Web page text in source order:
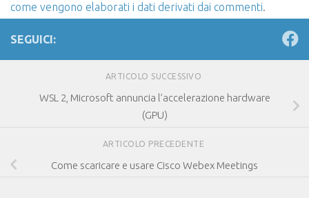
come vengono elaborati i dati derivati dai commenti.
SEGUICI:
ARTICOLO SUCCESSIVO
WSL 2, Microsoft annuncia l’accelerazione hardware
(GPU)
ARTICOLO PRECEDENTE
Come scaricare e usare Cisco Webex Meetings